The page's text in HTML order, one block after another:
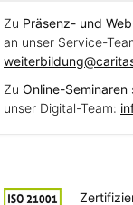
Zu Präsenz- und
an unser Service-
Zu Online-Seminaren
unser Digital-Team: